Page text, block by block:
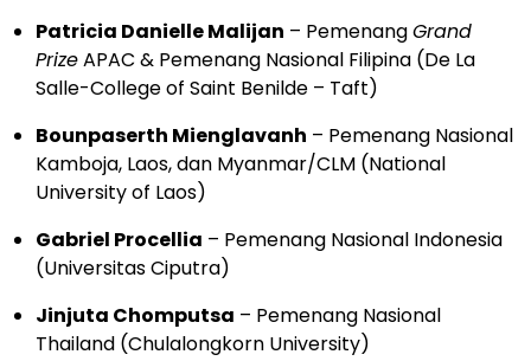
Patricia Danielle Malijan – PemenangGrand
PrizeAPAC & Pemenang Nasional Filipina (De La
Salle-College of Saint Benilde – Taft)
Bounpaserth Mienglavanh – Pemenang Nasional
Kamboja, Laos, dan Myanmar/CLM (National
University of Laos)
Gabriel Procellia – Pemenang Nasional Indonesia
(Universitas Ciputra)
Jinjuta Chomputsa – Pemenang Nasional
Thailand (Chulalongkorn University)